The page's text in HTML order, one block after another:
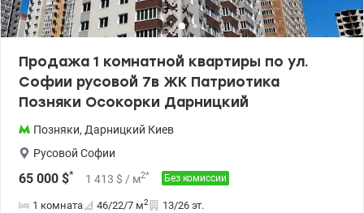
Продажа 1 комнатной квартиры по ул.
Софии русовой 7в ЖК Патриотика
Позняки Осокорки Дарницкий
Позняки, Дарницкий Киев
Русовой Софии
65 000 $* 1 413 $ / м2* Без комиссии
1 комната 46/22/7 м2 13/26 эт.